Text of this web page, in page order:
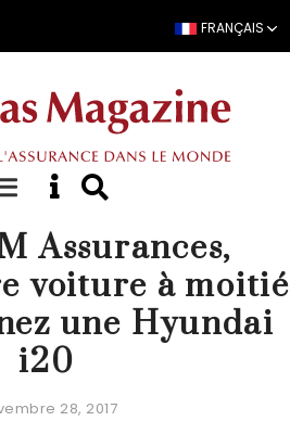
FRANÇAIS
ACTUALITÉ
Assurances,
voiture à moitié
une Hyundai
i20
28, 2017